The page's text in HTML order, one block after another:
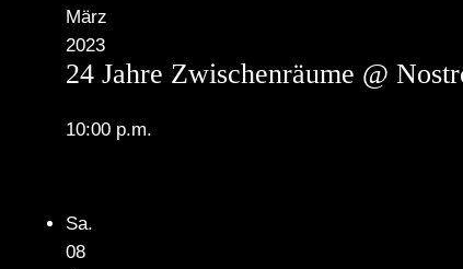
März
2023
24 Jahre Zwischenräume @
10:00 p.m.
Sa.
08